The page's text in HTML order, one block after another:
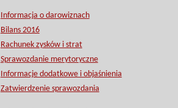
Informacja o darowiznach
Bilans 2016
Rachunek zysków i strat
Sprawozdanie merytoryczne
Informacje dodatkowe i objaśnienia
Zatwierdzenie sprawozdania